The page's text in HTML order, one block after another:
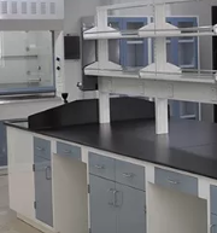
저
희
와
연